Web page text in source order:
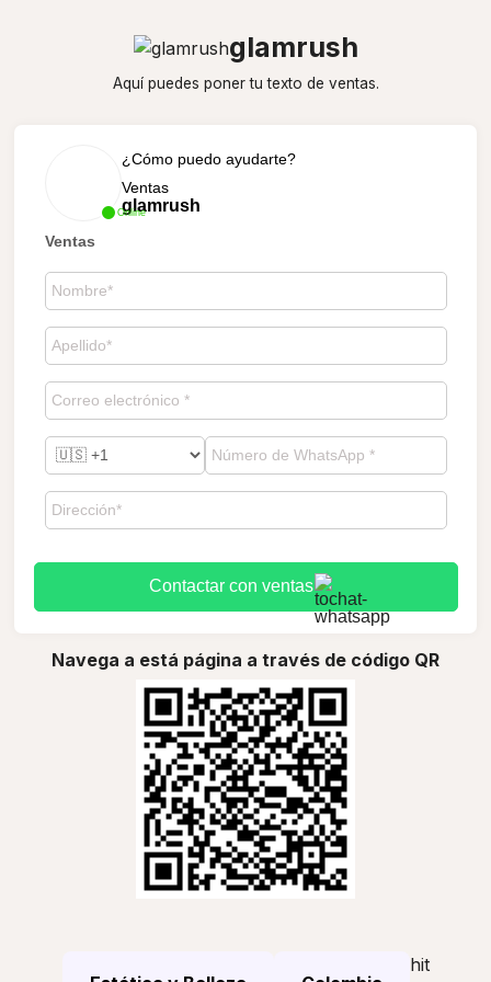
glamrush
Aquí puedes poner tu texto de ventas.
Online
¿Cómo puedo ayudarte?
Ventas
glamrush
Ventas
Contactar con ventas
Navega a está página a través de código QR
hit